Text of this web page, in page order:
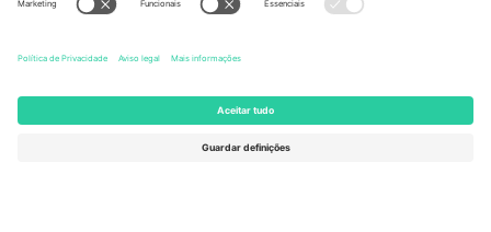
Bulgaria
Regus Sofia City West, bul
Totleben 53-55, 1606 Sofia,
UAE Dubai Silicon Oasis, DDP
Building A1, Office 302, Dubai,
United Arab Emirates